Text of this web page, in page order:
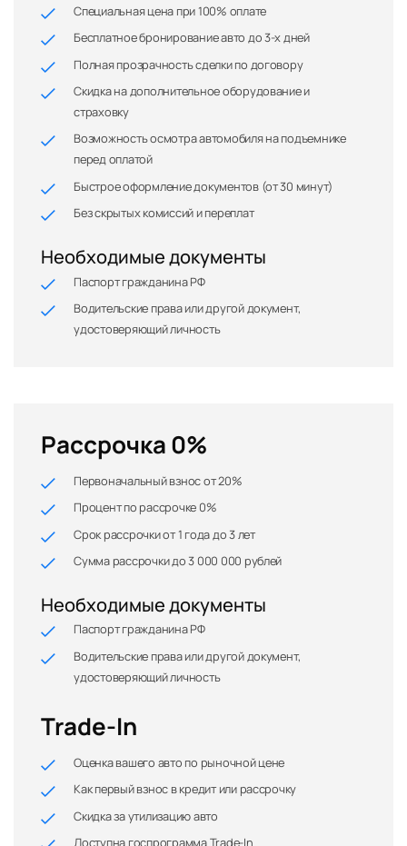
Специальная цена при 100% оплате
Бесплатное бронирование авто до 3-х дней
Полная прозрачность сделки по договору
Скидка на дополнительное оборудование и
страховку
Возможность осмотра автомобиля на подъемнике
перед оплатой
Быстрое оформление документов (от 30 минут)
Без скрытых комиссий и переплат
Необходимые документы
Паспорт гражданина РФ
Водительские права или другой документ,
удостоверяющий личность
Рассрочка 0%
Первоначальный взнос от 20%
Процент по рассрочке 0%
Срок рассрочки от 1 года до 3 лет
Сумма рассрочки до 3 000 000 рублей
Необходимые документы
Паспорт гражданина РФ
Водительские права или другой документ,
удостоверяющий личность
Trade-In
Оценка вашего авто по рыночной цене
Как первый взнос в кредит или рассрочку
Скидка за утилизацию авто
Доступна госпрограмма Trade-In